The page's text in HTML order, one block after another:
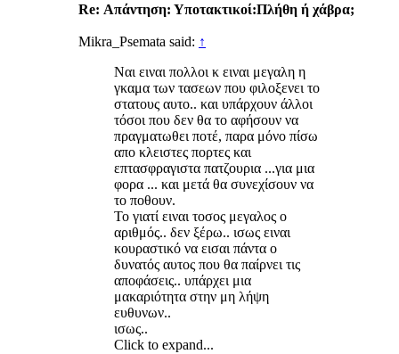
Re: Απάντηση: Υποτακτικοί:Πλήθη ή χάβρα;
Mikra_Psemata said: ↑
Ναι ειναι πολλοι κ ειναι μεγαλη η
γκαμα των τασεων που φιλοξενει το
στατους αυτο.. και υπάρχουν άλλοι
τόσοι που δεν θα το αφήσουν να
πραγματωθει ποτέ, παρα μόνο πίσω
απο κλειστες πορτες και
επτασφραγιστα πατζουρια ...για μια
φορα ... και μετά θα συνεχίσουν να
το ποθουν.
Το γιατί ειναι τοσος μεγαλος ο
αριθμός.. δεν ξέρω.. ισως ειναι
κουραστικό να εισαι πάντα ο
δυνατός αυτος που θα παίρνει τις
αποφάσεις.. υπάρχει μια
μακαριότητα στην μη λήψη
ευθυνων..
ισως..
Click to expand...